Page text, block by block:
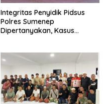
Integritas Penyidik Pidsus
Polres Sumenep
Dipertanyakan, Kasus
Kepastian